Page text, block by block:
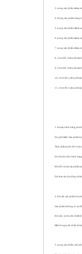
3. nung sản phẩm silicat,
4. Nung sản phẩm tráng
5. nung sản phẩm silicat,
6. nung sản phẩm silicat,
7. nung sản phẩm silicat,
8. vẽ sơ đồ và thuyết
9. vẽ sơ đồ và thuyết
10. vẽ sơ đồ và thuyết
11. vẽ sơ đồ và thuyết
1. khi tạo hình bằng
Do phối liệu: Sản phẩm
Tính chất của hồ đổ rót
Do khuôn đúc: hình dạng
Khi đổ rót các sản phẩm
Do thao tác của công
2. khi sấy sản phẩm bị nứt:
Sản phẩm không có sự
Khi sấy, sự truyền nhiệt từ
Một số nguyên nhân khác
3. nung sản phẩm, sản